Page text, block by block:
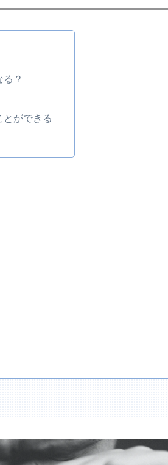
？
とができる